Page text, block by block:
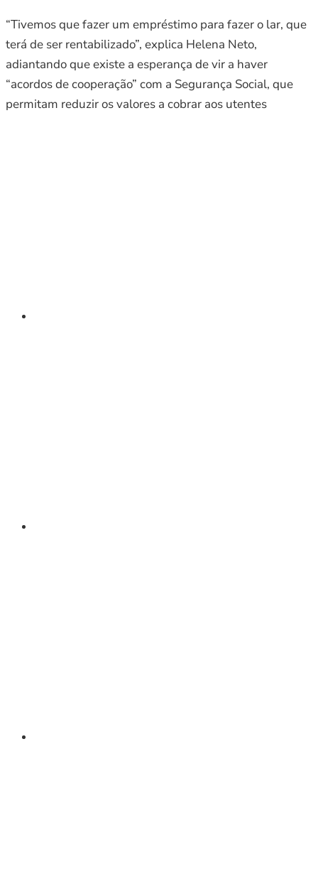
“Tivemos que fazer um empréstimo para fazer o lar, que
terá de ser rentabilizado”, explica Helena Neto,
adiantando que existe a esperança de vir a haver
“acordos de cooperação” com a Segurança Social, que
permitam reduzir os valores a cobrar aos utentes